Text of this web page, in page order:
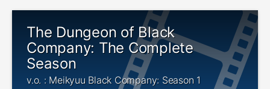
The Dungeon of Black
Company: The Complete
Season
v.o. : Meikyuu Black Company: Season 1